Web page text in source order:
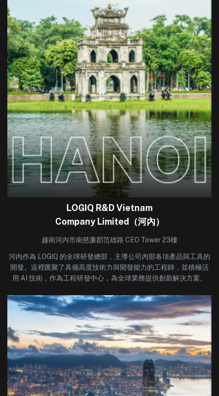
LOGIQ R&D Vietnam
Company Limited（河內）
越南河內市南慈廉郡范雄路 CEO Tower 23樓
河內作為 LOGIQ 的全球研發總部，主導公司內部各項產品與工具的
開發。這裡匯聚了具備高度技術力與開發能力的工程師，並積極活
用 AI 技術，作為工程研發中心，為全球業務提供創新解決方案。